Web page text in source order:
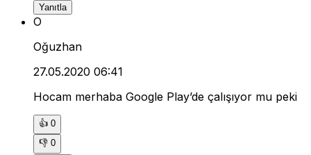
Yanıtla
O
Oğuzhan
27.05.2020 06:41
Hocam merhaba Google Play’de çalışıyor mu peki
👍 0
👎 0